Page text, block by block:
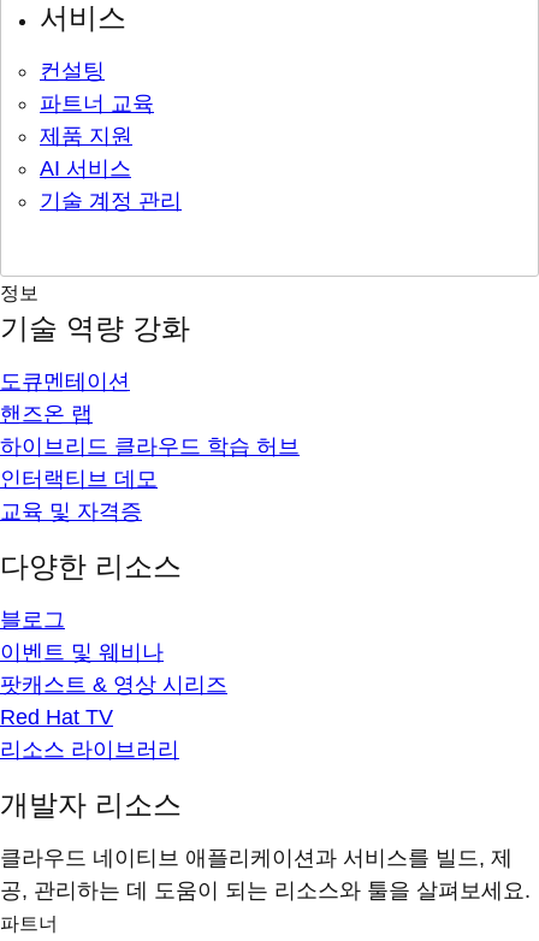
서비스
컨설팅
파트너 교육
제품 지원
AI 서비스
기술 계정 관리
정보
기술 역량 강화
도큐멘테이션
핸즈온 랩
하이브리드 클라우드 학습 허브
인터랙티브 데모
교육 및 자격증
다양한 리소스
블로그
이벤트 및 웨비나
팟캐스트 & 영상 시리즈
Red Hat TV
리소스 라이브러리
개발자 리소스
클라우드 네이티브 애플리케이션과 서비스를 빌드, 제
공, 관리하는 데 도움이 되는 리소스와 툴을 살펴보세요.
파트너